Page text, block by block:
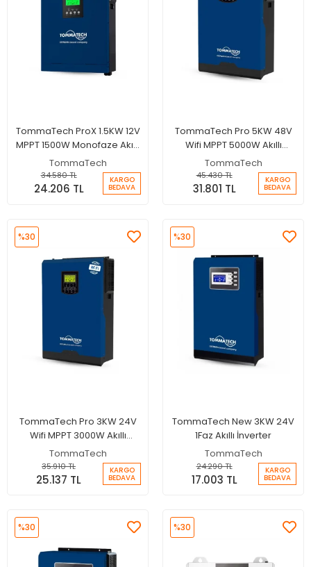
TommaTech ProX 1.5KW 12V
MPPT 1500W Monofaze Akıllı
İnverter + Wifi
TommaTech
34.580 TL
24.206 TL
KARGO
BEDAVA
TommaTech Pro 5KW 48V
Wifi MPPT 5000W Akıllı
İnverter
TommaTech
45.430 TL
31.801 TL
KARGO
BEDAVA
TommaTech Pro 3KW 24V
Wifi MPPT 3000W Akıllı
İnverter
TommaTech
%30
35.910 TL
25.137 TL
KARGO
BEDAVA
TommaTech New 3KW 24V
1Faz Akıllı İnverter
TommaTech
%30
24.290 TL
17.003 TL
KARGO
BEDAVA
%30 %30